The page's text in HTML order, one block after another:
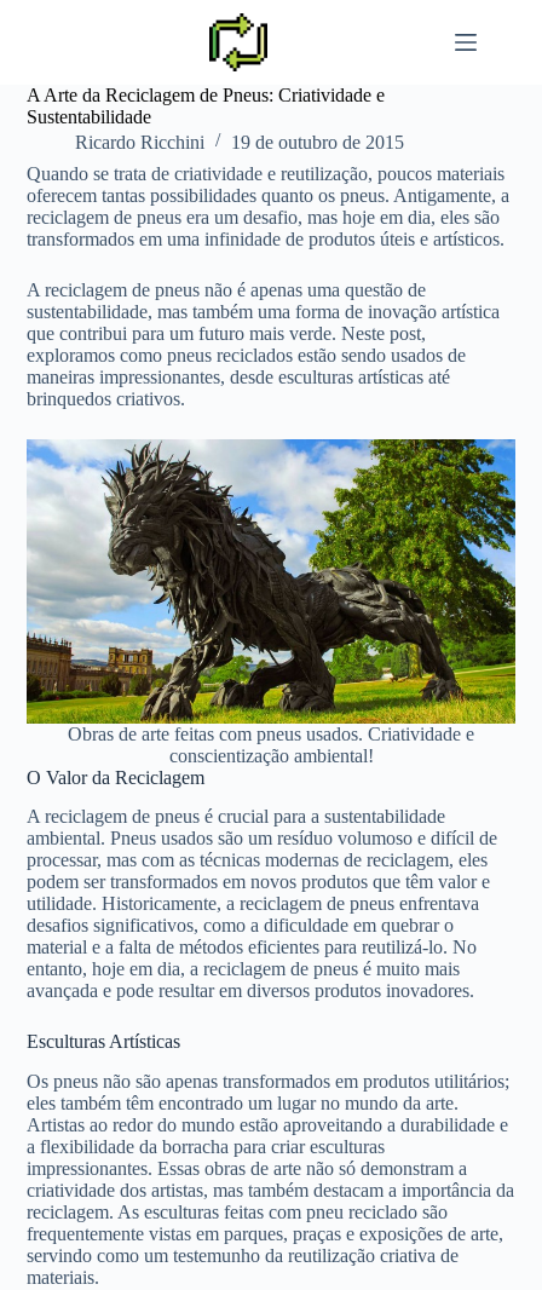
A Arte da Reciclagem de Pneus: Criatividade e
Sustentabilidade
Ricardo Ricchini
19 de outubro de 2015
Quando se trata de criatividade e reutilização, poucos materiais
oferecem tantas possibilidades quanto os pneus. Antigamente, a
reciclagem de pneus era um desafio, mas hoje em dia, eles são
transformados em uma infinidade de produtos úteis e artísticos.
A reciclagem de pneus não é apenas uma questão de
sustentabilidade, mas também uma forma de inovação artística
que contribui para um futuro mais verde. Neste post,
exploramos como pneus reciclados estão sendo usados de
maneiras impressionantes, desde esculturas artísticas até
brinquedos criativos.
Obras de arte feitas com pneus usados. Criatividade e
conscientização ambiental!
O Valor da Reciclagem
A reciclagem de pneus é crucial para a sustentabilidade
ambiental. Pneus usados são um resíduo volumoso e difícil de
processar, mas com as técnicas modernas de reciclagem, eles
podem ser transformados em novos produtos que têm valor e
utilidade. Historicamente, a reciclagem de pneus enfrentava
desafios significativos, como a dificuldade em quebrar o
material e a falta de métodos eficientes para reutilizá-lo. No
entanto, hoje em dia, a reciclagem de pneus é muito mais
avançada e pode resultar em diversos produtos inovadores.
Esculturas Artísticas
Os pneus não são apenas transformados em produtos utilitários;
eles também têm encontrado um lugar no mundo da arte.
Artistas ao redor do mundo estão aproveitando a durabilidade e
a flexibilidade da borracha para criar esculturas
impressionantes. Essas obras de arte não só demonstram a
criatividade dos artistas, mas também destacam a importância da
reciclagem. As esculturas feitas com pneu reciclado são
frequentemente vistas em parques, praças e exposições de arte,
servindo como um testemunho da reutilização criativa de
materiais.